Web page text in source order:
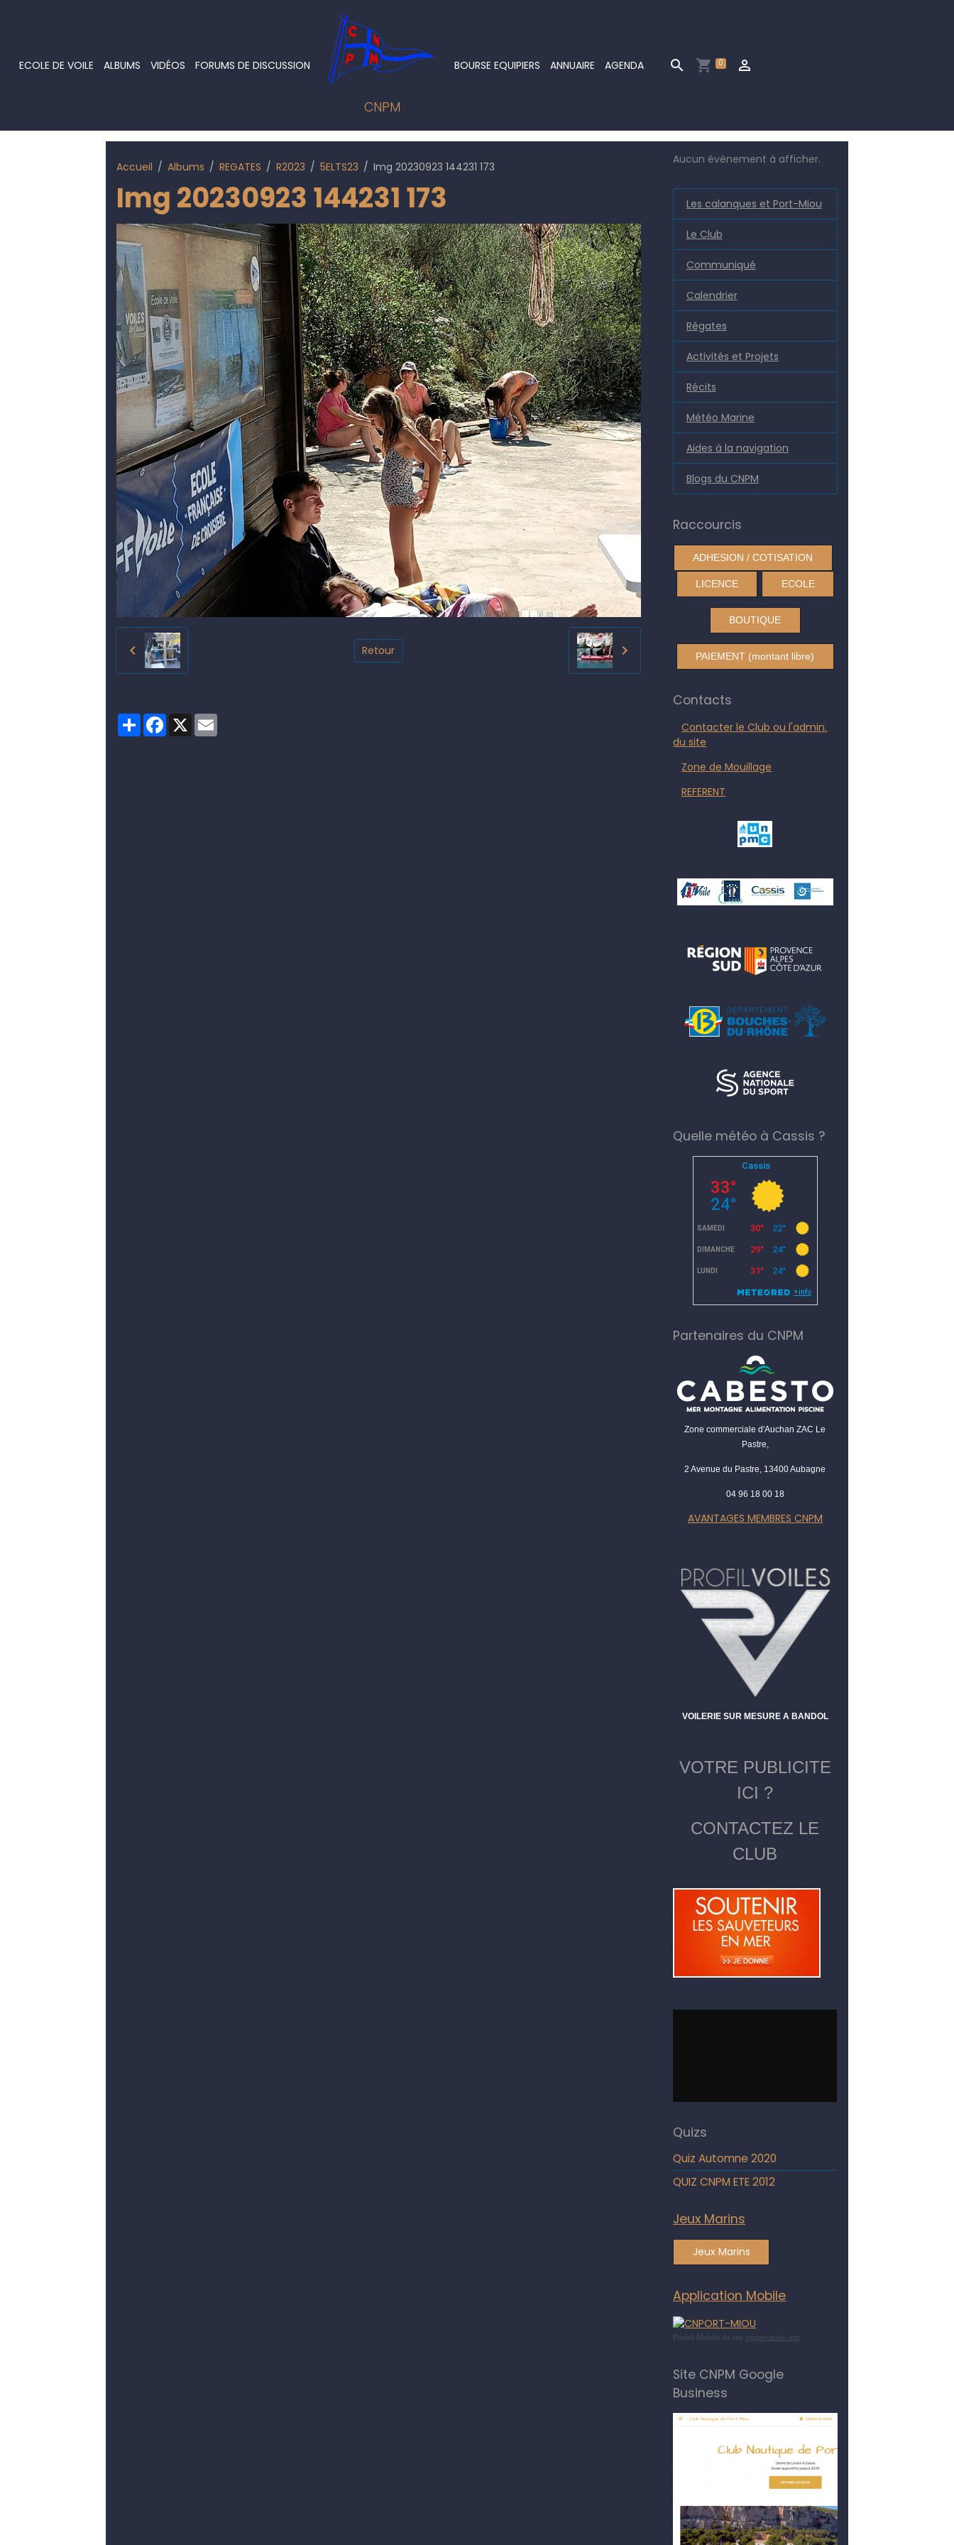
ECOLE DE VOILE ALBUMS VIDÉOS FORUMS DE DISCUSSION
CNPM
BOURSE EQUIPIERS ANNUAIRE AGENDA 0
Accueil Albums REGATES R2023 5ELTS23 Img 20230923 144231 173
Img 20230923 144231 173
Retour
PartagerFacebook
X
Aucun évènement à afficher.
Les calanques et Port-Miou
Le Club
Communiqué
Calendrier
Régates
Activités et Projets
Récits
Météo Marine
Aides à la navigation
Blogs du CNPM
Raccourcis
ADHESION / COTISATION
LICENCE ECOLE
BOUTIQUE
PAIEMENT (montant libre)
Contacts
Contacter le Club ou l'admin.
du site
Zone de Mouillage
REFERENT
Quelle météo à Cassis ?
Partenaires du CNPM
Zone commerciale d'Auchan ZAC Le
Pastre,
2 Avenue du Pastre, 13400 Aubagne
04 96 18 00 18
AVANTAGES MEMBRES CNPM
VOILERIE SUR MESURE A BANDOL
VOTRE PUBLICITE
ICI ?
CONTACTEZ LE
CLUB
Quizs
Quiz Automne 2020
QUIZ CNPM ETE 2012
Jeux Marins
Jeux Marins
Application Mobile
Portail Mobile du site cnport-miou.org
Site CNPM Google
Business